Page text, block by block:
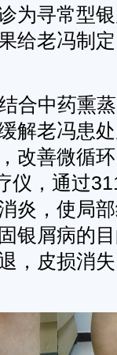
为寻常型
给老冯制
合中药熏
解老冯患
改善微循
仪，通过
炎，使局
银屑病的
，皮损消